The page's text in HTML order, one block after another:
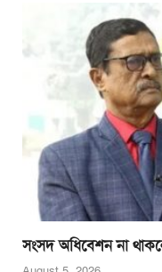
সংসদ অধিবেশন না